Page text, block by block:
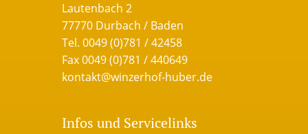
Lautenbach 2
77770 Durbach / Baden
Tel. 0049 (0)781 / 42458
Fax 0049 (0)781 / 440649
kontakt@winzerhof-huber.de
Infos und Servicelinks